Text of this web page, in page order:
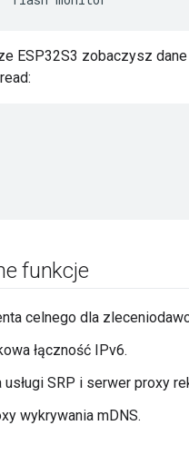
ESP32S3 zobaczysz
funkcje
celnego dla
łączność IPv6.
usługi SRP i serwer proxy
wykrywania mDNS.